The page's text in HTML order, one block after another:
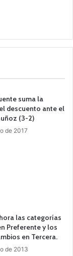
suma la
descuento ante el
(3-2)
de 2017
las categorías
Preferente y los
en Tercera.
de 2013